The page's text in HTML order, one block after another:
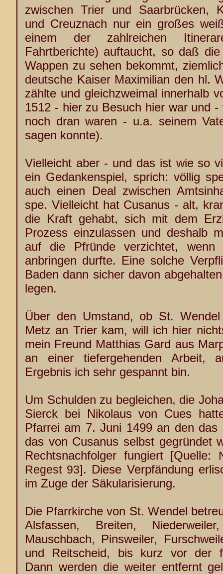
zwischen Trier und Saarbrücken,
und Creuznach nur ein großes
einem der zahlreichen
Fahrtberichte) auftaucht, so daß
Wappen zu sehen bekommt,
deutsche Kaiser Maximilian den hl.
zählte und gleichzweimal innerhalb
1512 - hier zu Besuch hier war und
noch dran waren - u.a. seinem
sagen konnte).
Vielleicht aber - und das ist wie so
ein Gedankenspiel, sprich: völlig
auch einen Deal zwischen
spe. Vielleicht hat Cusanus - alt,
die Kraft gehabt, sich mit dem
Prozess einzulassen und deshalb
auf die Pfründe verzichtet,
anbringen durfte. Eine solche
Baden dann sicher davon
legen.
Über den Umstand, ob St.
Metz an Trier kam, will ich hier
mein Freund Matthias Gard aus
an einer tiefergehenden Arbeit,
Ergebnis ich sehr gespannt bin.
Um Schulden zu begleichen, die
Sierck bei Nikolaus von Cues
Pfarrei am 7. Juni 1499 an den das
das von Cusanus selbst gegründet
Rechtsnachfolger fungiert [Quelle:
Regest 93]. Diese Verpfändung
im Zuge der Säkularisierung.
Die Pfarrkirche von St. Wendel
Alsfassen, Breiten,
Mauschbach, Pinsweiler,
und Reitscheid, bis kurz vor der
Dann werden die weiter entfernt